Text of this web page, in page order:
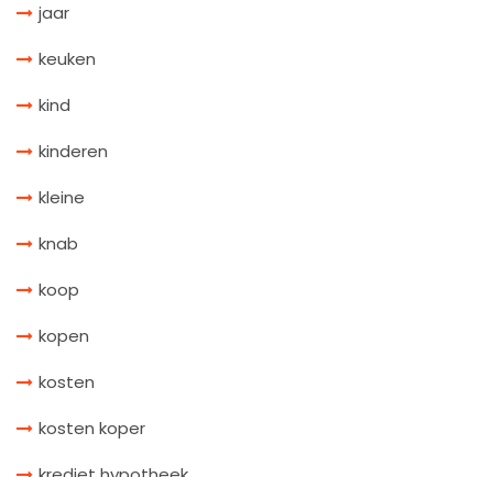
jaar
keuken
kind
kinderen
kleine
knab
koop
kopen
kosten
kosten koper